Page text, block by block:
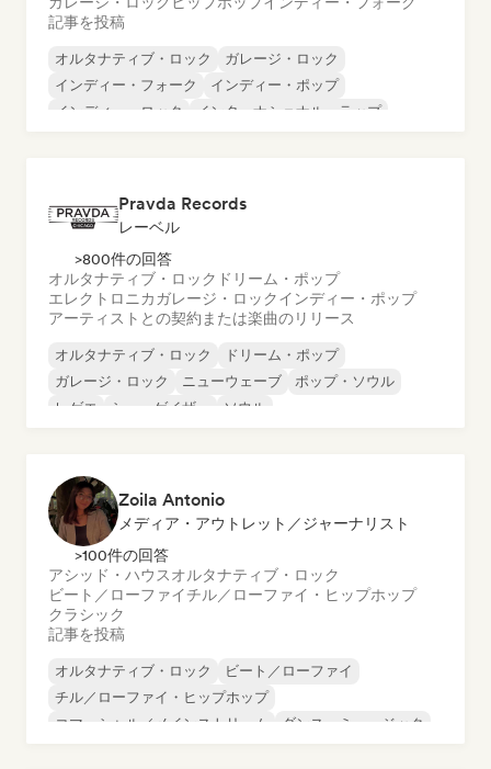
記事を投稿
オルタナティブ・ロック
ガレージ・ロック
インディー・フォーク
インディー・ポップ
インディー・ロック
インターナショナル・ラップ
Pravda Records
レーベル
>800件の回答
オルタナティブ・ロック ドリーム・ポップ
エレクトロニカガレージ・ロックインディー・ポップ
アーティストとの契約または楽曲のリリース
オルタナティブ・ロック
ドリーム・ポップ
ガレージ・ロック
ニューウェーブ
ポップ・ソウル
レゲエ
シューゲイザー ソウル
Zoila Antonio
メディア・アウトレット／ジャーナリスト
>100件の回答
アシッド・ハウスオルタナティブ・ロック
ビート／ローファイチル／ローファイ・ヒップホップ
クラシック
記事を投稿
オルタナティブ・ロック
ビート／ローファイ
チル／ローファイ・ヒップホップ
コマーシャル／メインストリーム
ダンス・ミュージック